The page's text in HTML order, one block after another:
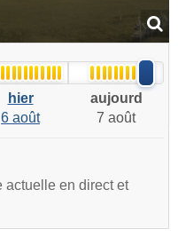
hier
6 août
aujourd
7 août
actuelle en direct et